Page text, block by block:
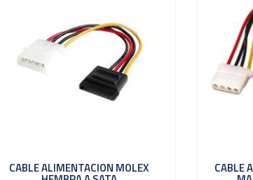
CABLE ALIMENTACION MOLEX CABLE